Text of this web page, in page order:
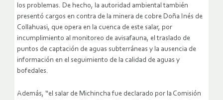
los problemas. De hecho, la autoridad ambiental también
presentó cargos en contra de la minera de cobre Doña Inés de
Collahuasi, que opera en la cuenca de este salar, por
incumplimiento al monitoreo de avisafauna, el traslado de
puntos de captación de aguas subterráneas y la ausencia de
información en el seguimiento de la calidad de aguas y
bofedales.
Además, “el salar de Michincha fue declarado por la Comisión